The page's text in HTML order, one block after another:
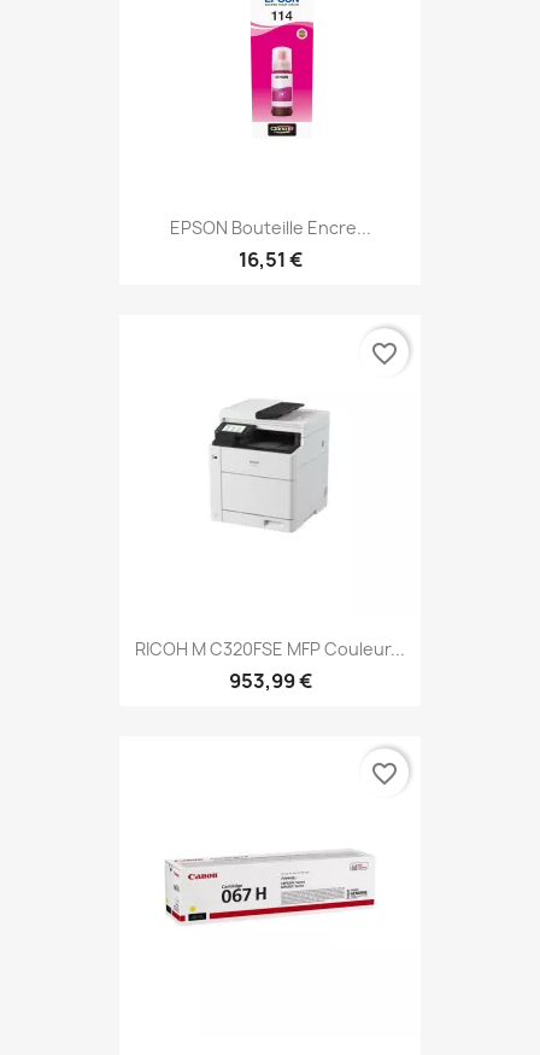
EPSON Bouteille Encre...
16,51 €
RICOH M C320FSE MFP Couleur...
953,99 €
favorite_border
favorite_border